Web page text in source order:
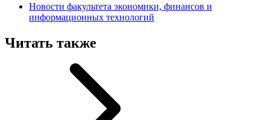
Новости факультета экономики, финансов и
информационных технологий
Читать также